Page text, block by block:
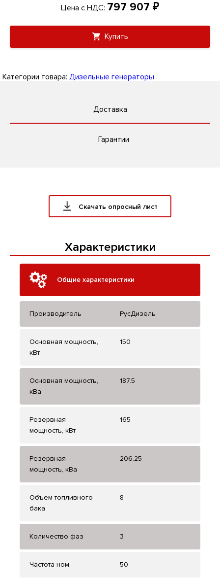
Цена с НДС: 797 907 ₽
Купить
Категории товара: Дизельные генераторы
Доставка
Гарантии
Скачать опросный лист
Характеристики
Общие характеристики
Производитель РусДизель
Основная мощность,
кВт
150
Основная мощность,
кВа
187.5
Резервная
мощность, кВт
165
Резервная
мощность, кВа
206.25
Объем топливного
бака
8
Количество фаз 3
Частота ном. 50